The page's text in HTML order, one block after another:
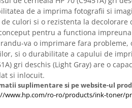
de a imprima fotografii si
culori si o rezistenta la decolorare
pentru a functiona
va o imprimare fara probleme,
si o durabilitate a capului de
gri deschis (Light Gray) are o
si inlocuit.
suplimentare si pe website-ul
www.hp.com/ro-ro/products/ink-toner/